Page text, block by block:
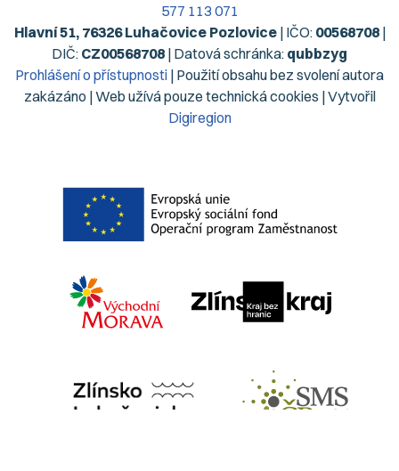
577 113 071
Hlavní 51, 76326 Luhačovice Pozlovice| IČO: 00568708|
DIČ: CZ00568708 | Datová schránka: qubbzyg
Prohlášení o přístupnosti | Použití obsahu bez svolení autora
zakázáno | Web užívá pouze technická cookies | Vytvořil
Digiregion